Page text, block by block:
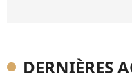
DERNIÈRES